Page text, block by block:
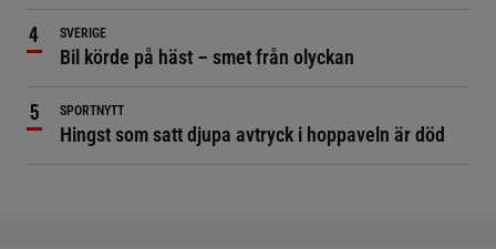
SVERIGE
Bil körde på häst – smet från olyckan
SPORTNYTT
Hingst som satt djupa avtryck i hoppaveln är död